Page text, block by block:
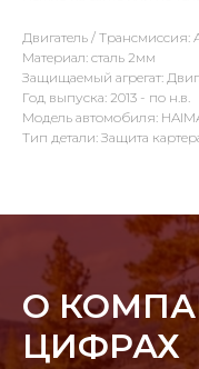
Двигатель / Трансмиссия:
Материал: сталь 2мм
Защищаемый агрегат:
Год выпуска: 2013 - по н.в.
Модель автомобиля:
Тип детали: Защита
О
ЦИФРАХ